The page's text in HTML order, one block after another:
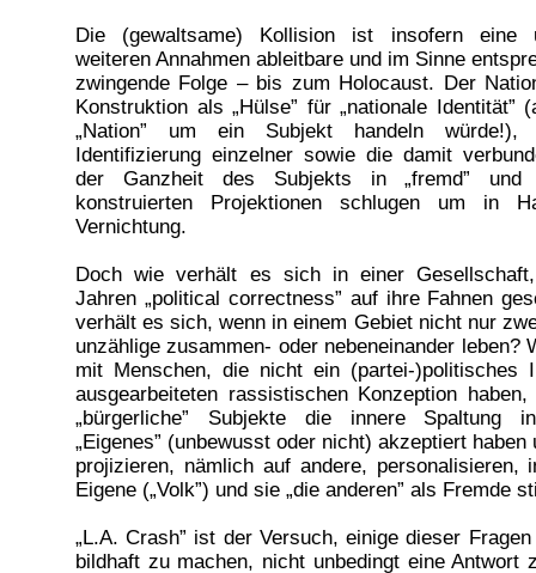
Die (gewaltsame) Kollision ist insofern eine
weiteren Annahmen ableitbare und im Sinne
zwingende Folge – bis zum Holocaust. Der
Konstruktion als „Hülse” für „nationale
„Nation” um ein Subjekt handeln
Identifizierung einzelner sowie die damit
der Ganzheit des Subjekts in „fremd” und
konstruierten Projektionen schlugen um in
Vernichtung.
Doch wie verhält es sich in einer
Jahren „political correctness” auf ihre Fahnen
verhält es sich, wenn in einem Gebiet nicht nur
unzählige zusammen- oder nebeneinander leben?
mit Menschen, die nicht ein (partei-)politisches
ausgearbeiteten rassistischen Konzeption
„bürgerliche” Subjekte die innere Spaltung
„Eigenes” (unbewusst oder nicht) akzeptiert
projizieren, nämlich auf andere, personalisieren,
Eigene („Volk”) und sie „die anderen” als Fremde
„L.A. Crash” ist der Versuch, einige dieser
bildhaft zu machen, nicht unbedingt eine Antwort